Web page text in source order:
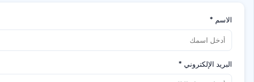
الاسم *
البريد الإلكتروني *